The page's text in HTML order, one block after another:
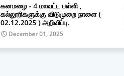
கனமழை - 4 மாவட்ட பள்ளி ,
கல்லூரிகளுக்கு விடுமுறை நாளை (
02.12.2025 ) அறிவிப்பு.
December 01, 2025